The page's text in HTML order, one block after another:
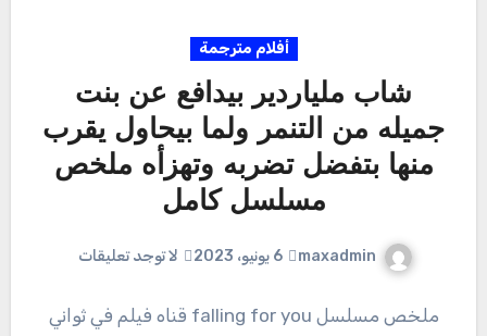
أفلام مترجمة
شاب ملياردير بيدافع عن بنت
جميله من التنمر ولما بيحاول يقرب
منها بتفضل تضربه وتهزأه ملخص
مسلسل كامل
maxadmin 6 يونيو، 2023 لا توجد تعليقات
ملخص مسلسل falling for you قناه فيلم في ثواني